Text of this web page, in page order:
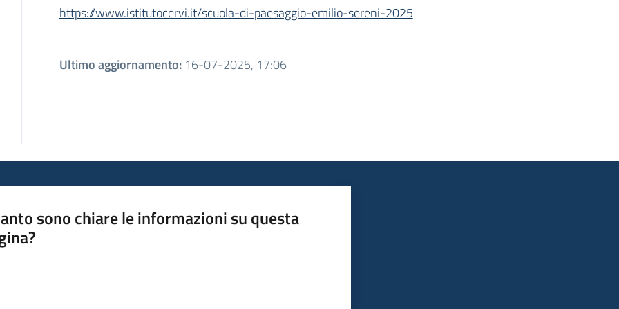
https://www.istitutocervi.it/scuola-di-paesaggio-emilio-sereni-2025
Ultimo aggiornamento: 16-07-2025, 17:06
sono chiare le informazioni su questa